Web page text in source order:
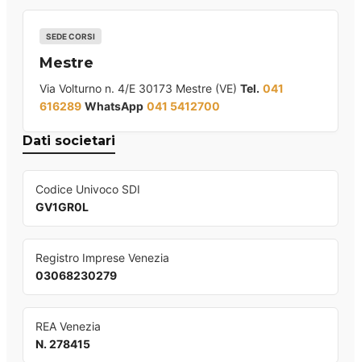
SEDE CORSI
Mestre
Via Volturno n. 4/E 30173 Mestre (VE) Tel. 041
616289 WhatsApp 041 5412700
Dati societari
Codice Univoco SDI
GV1GR0L
Registro Imprese Venezia
03068230279
REA Venezia
N. 278415